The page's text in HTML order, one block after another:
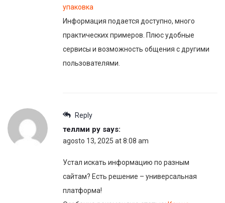
упаковка
Информация подается доступно, много
практических примеров. Плюс удобные
сервисы и возможность общения с другими
пользователями.
Reply
теллми ру says:
agosto 13, 2025 at 8:08 am
Устал искать информацию по разным
сайтам? Есть решение – универсальная
платформа!